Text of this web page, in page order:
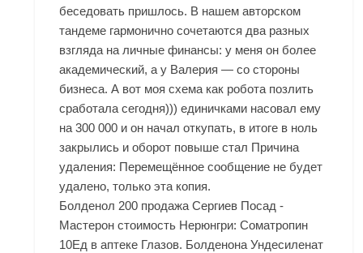
беседовать пришлось. В нашем авторском
тандеме гармонично сочетаются два разных
взгляда на личные финансы: у меня он более
академический, а у Валерия — со стороны
бизнеса. А вот моя схема как робота позлить
сработала сегодня))) единичками насовал ему
на 300 000 и он начал откупать, в итоге в ноль
закрылись и оборот повыше стал Причина
удаления: Перемещённое сообщение не будет
удалено, только эта копия.
Болденол 200 продажа Сергиев Посад -
Мастерон стоимость Нерюнгри: Cоматропин
10Ед в аптеке Глазов. Болденона Ундесиленат